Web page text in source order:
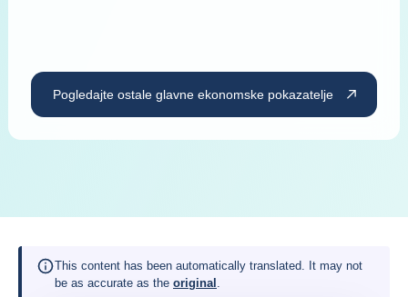
Pogledajte ostale glavne ekonomske pokazatelje
This content has been automatically translated. It may not
be as accurate as the original .